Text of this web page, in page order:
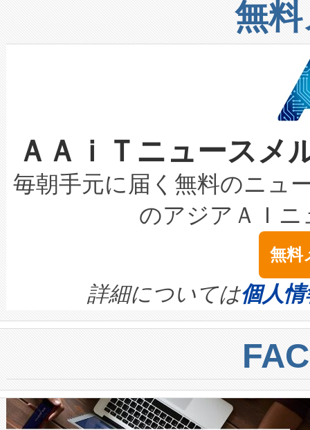
上げおよび商用化段階におけ
設備整備および立ち上げ調整
加組織は、Enzeneのバイオ
選定された製品について、自
取得できる可能性もあります
設には、3億～4億ドルかか
最高経営責任者（CEO）であ
す。「当社のfully-connected
ームを利用すれば、6,000万
きます。この効率性は、フェ
る電力網に大きな負担をかけ
事業者の負担軽減という課題
系統連系を迅速にし、ピーク
限を超えて利用可能な電力容
持できるよう貢献します。こ
ービスレベル契約（SLA）違
テリー性能の劣化によるダウ
念は、現在データセンターが
ます。 Voltaiq provides a
quality and reliability for AI
BESS stack to ensure battery
centers. Voltaiqは、ai&のAI
からシステム統合、試運転、
クルの各段階のデータを監視
[…]
したAvia 2は、1,000メート
狭視野のFOVを切り替えるこ
ケーブル、枝などの細かな対
なレーザースポットにより、
な環境下でも豊かなディテー
キロメートル範囲を検出
LiDAR for Inspections,
は1535 nmレーザーを搭載。
イズの小径化を実現すること
す。ノーマルモードでは、
ートル先まで検出でき、これ
トに対して約600メートルに
では、反射率10％のターゲッ
で向上し、最大検知距離は
無
ＡＡｉＴニュース
毎朝手元に届く無料のニュ
のアジアＡＩ
無料
詳細については個人